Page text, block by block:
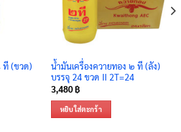
ที (ขวด)
น้ำมันเครื่องควายทอง ๒ ที (ลัง)
บรรจุ 24 ขวด II 2T=24
3,480 ฿
หยิบใส่ตะกร้า